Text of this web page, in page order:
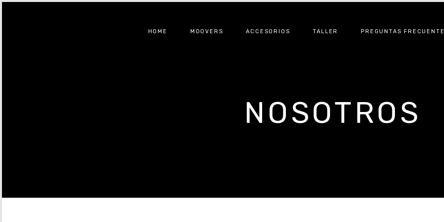
HOME MOOVERS ACCESORIOS TALLER PREGUNTAS
NOSOTROS